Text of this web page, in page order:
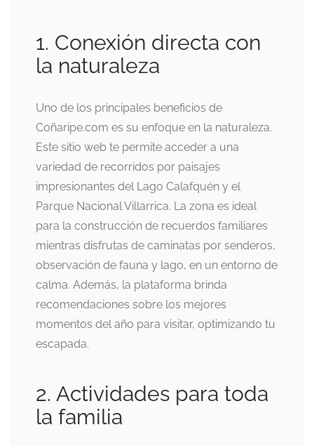
1. Conexión directa con
la naturaleza
Uno de los principales beneficios de
Coñaripe.com es su enfoque en la naturaleza.
Este sitio web te permite acceder a una
variedad de recorridos por paisajes
impresionantes del Lago Calafquén y el
Parque Nacional Villarrica. La zona es ideal
para la construcción de recuerdos familiares
mientras disfrutas de caminatas por senderos,
observación de fauna y lago, en un entorno de
calma. Además, la plataforma brinda
recomendaciones sobre los mejores
momentos del año para visitar, optimizando tu
escapada.
2. Actividades para toda
la familia